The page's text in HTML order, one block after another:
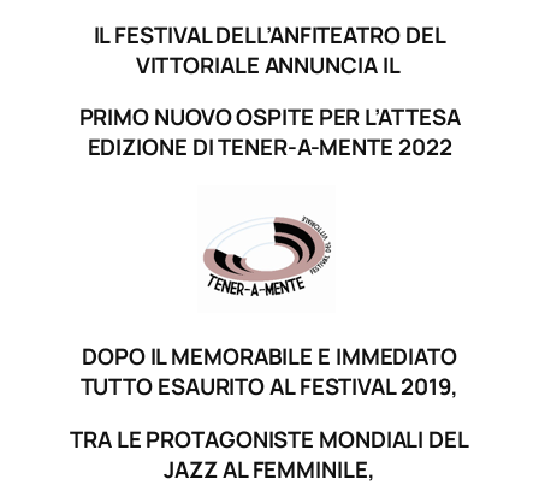
IL FESTIVAL DELL’ANFITEATRO DEL
VITTORIALE ANNUNCIA IL
PRIMO NUOVO OSPITE PER L’ATTESA
EDIZIONE DI TENER-A-MENTE 2022
DOPO IL MEMORABILE E IMMEDIATO
TUTTO ESAURITO AL FESTIVAL 2019,
TRA LE PROTAGONISTE MONDIALI DEL
JAZZ AL FEMMINILE,